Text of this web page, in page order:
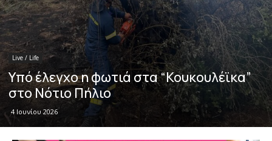
Live / Life
Υπό έλεγχο η φωτιά στα “Κουκουλέϊκα”
στο Νότιο Πήλιο
4 Ιουνίου 2026